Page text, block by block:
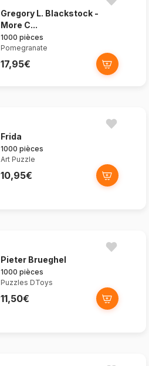
Gregory L. Blackstock -
More C...
1000 pièces
Pomegranate
17,95€
Frida
1000 pièces
Art Puzzle
10,95€
Pieter Brueghel
1000 pièces
Puzzles DToys
11,50€